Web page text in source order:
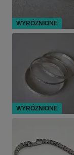
WYRÓŻNIONE
WYRÓŻNIONE